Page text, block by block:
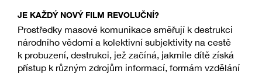
JE KAŽDÝ NOVÝ FILM REVOLUČNÍ?
Prostředky masové komunikace směřují k destrukci
národního vědomí a kolektivní subjektivity na cestě
k probuzení, destrukci, jež začíná, jakmile dítě získá
přístup k různým zdrojům informací, formám vzdělání